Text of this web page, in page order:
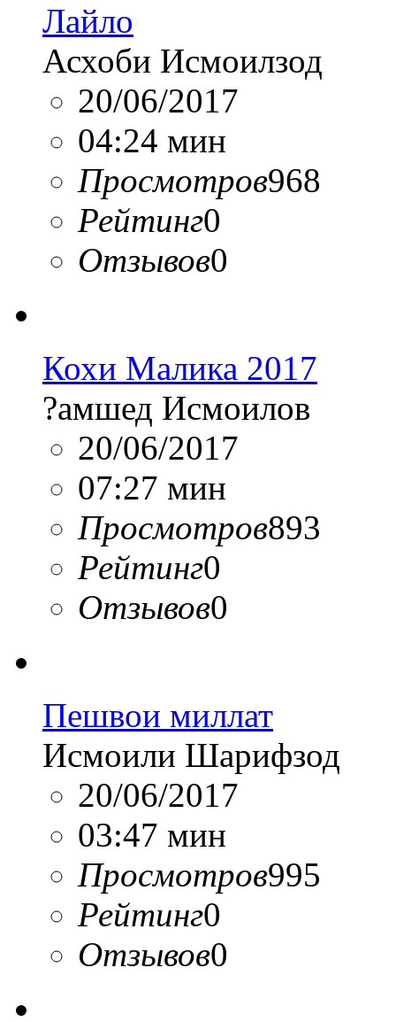
Лайло
Асхоби Исмоилзод
20/06/2017
04:24 мин
Просмотров968
Рейтинг0
Отзывов0
Кохи Малика 2017
?амшед Исмоилов
20/06/2017
07:27 мин
Просмотров893
Рейтинг0
Отзывов0
Пешвои миллат
Исмоили Шарифзод
20/06/2017
03:47 мин
Просмотров995
Рейтинг0
Отзывов0